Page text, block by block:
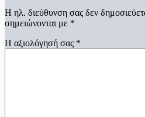
Η ηλ. διεύθυνση σας δεν
σημειώνονται με *
Η αξιολόγησή σας *